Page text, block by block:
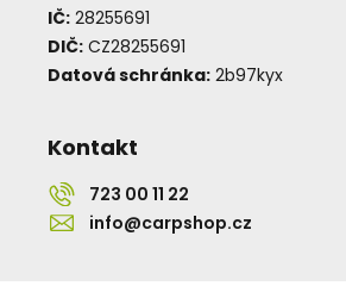
IČ: 28255691
DIČ: CZ28255691
Datová schránka: 2b97kyx
Kontakt
723 00 11 22
info@carpshop.cz